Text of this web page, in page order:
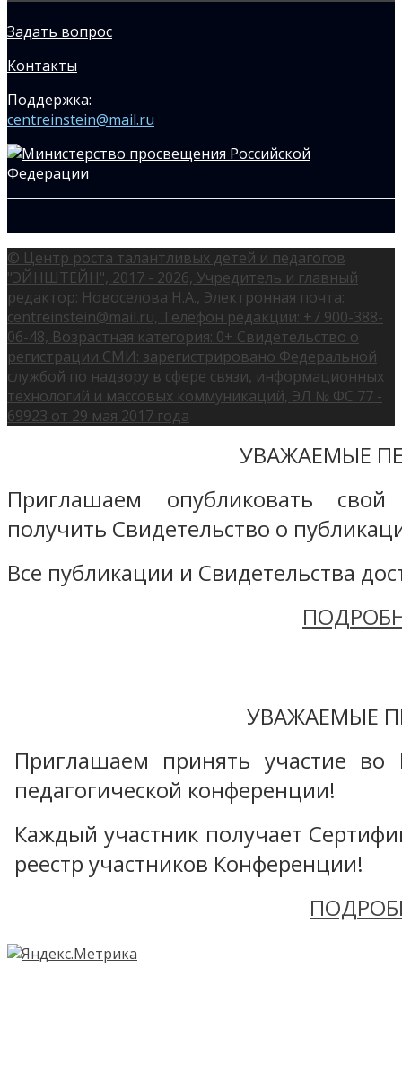
Задать вопрос
Контакты
Поддержка:
centreinstein@mail.ru
© Центр роста талантливых детей и педагогов
"ЭЙНШТЕЙН", 2017 - 2026, Учредитель и главный
редактор: Новоселова Н.А., Электронная почта:
centreinstein@mail.ru, Телефон редакции: +7 900-388-
06-48, Возрастная категория: 0+ Свидетельство о
регистрации СМИ: зарегистрировано Федеральной
службой по надзору в сфере связи, информационных
технологий и массовых коммуникаций, ЭЛ № ФС 77 -
69923 от 29 мая 2017 года
УВАЖАЕМЫЕ
Приглашаем опубликовать
получить Свидетельство о
Все публикации и Свидетельства
УВАЖАЕМЫЕ
Приглашаем принять участие во
педагогической конференции!
Каждый участник получает
реестр участников Конференции!